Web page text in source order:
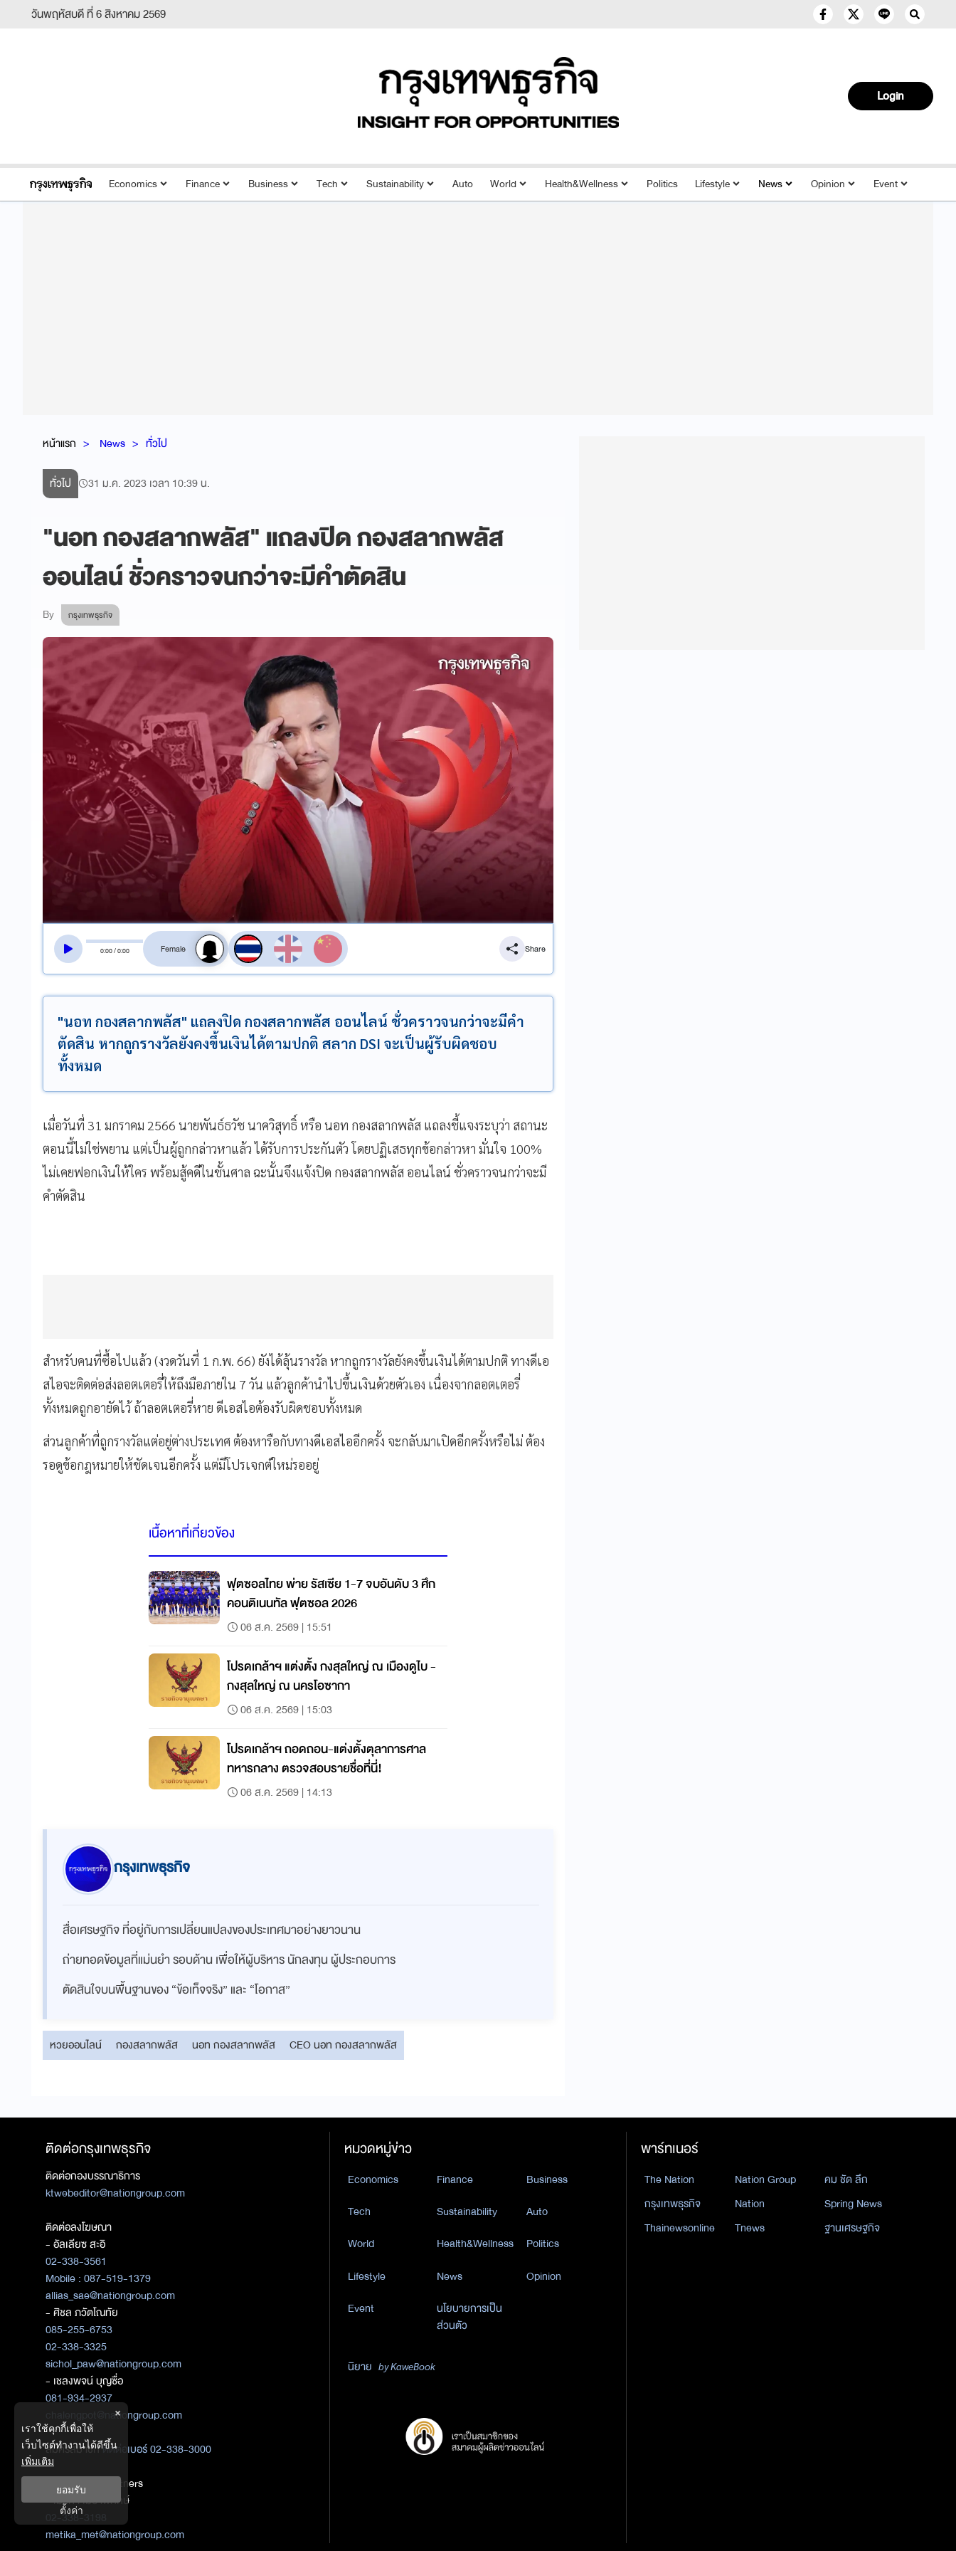
วันพฤหัสบดี ที่ 6 สิงหาคม 2569
Login
Economics Finance Business Tech Sustainability Auto World Health&Wellness Politics Lifestyle News Opinion Event
หน้าแรก News ทั่วไป
ทั่วไป 31 ม.ค. 2023 เวลา 10:39 น.
"นอท กองสลากพลัส" แถลงปิด กองสลากพลัส
ออนไลน์ ชั่วคราวจนกว่าจะมีคำตัดสิน
By กรุงเทพธุรกิจ
0:00/0:00
สลับเสียงอ่าน
Share
"นอท กองสลากพลัส" แถลงปิด กองสลากพลัส ออนไลน์ ชั่วคราวจนกว่าจะมีคำ
ตัดสิน หากถูกรางวัลยังคงขึ้นเงินได้ตามปกติ สลาก DSI จะเป็นผู้รับผิดชอบ
ทั้งหมด
เมื่อวันที่ 31 มกราคม 2566 นายพันธ์ธวัช นาควิสุทธิ์ หรือ นอท กองสลากพลัส แถลงชี้แจงระบุว่า สถานะ
ตอนนี้ไม่ใช่พยาน แต่เป็นผู้ถูกกล่าวหาแล้ว ได้รับการประกันตัว โดยปฏิเสธทุกข้อกล่าวหา มั่นใจ 100%
ไม่เคยฟอกเงินให้ใคร พร้อมสู้คดีในชั้นศาล ฉะนั้นจึงแจ้งปิด กองสลากพลัส ออนไลน์ ชั่วคราวจนกว่าจะมี
คำตัดสิน
สำหรับคนที่ซื้อไปแล้ว (งวดวันที่ 1 ก.พ. 66) ยังได้ลุ้นรางวัล หากถูกรางวัลยังคงขึ้นเงินได้ตามปกติ ทางดีเอ
สไอจะติดต่อส่งลอตเตอรี่ให้ถึงมือภายใน 7 วัน แล้วลูกค้านำไปขึ้นเงินด้วยตัวเอง เนื่องจากลอตเตอรี่
ทั้งหมดถูกอายัดไว้ ถ้าลอตเตอรี่หาย ดีเอสไอต้องรับผิดชอบทั้งหมด
ส่วนลูกค้าที่ถูกรางวัลแต่อยู่ต่างประเทศ ต้องหารือกับทางดีเอสไออีกครั้ง จะกลับมาเปิดอีกครั้งหรือไม่ ต้อง
รอดูข้อกฎหมายให้ชัดเจนอีกครั้ง แต่มีโปรเจกต์ใหม่รออยู่
เนื้อหาที่เกี่ยวข้อง
ฟุตซอลไทย พ่าย รัสเซีย 1-7 จบอันดับ 3 ศึก
คอนติเนนทัล ฟุตซอล 2026
06 ส.ค. 2569 | 15:51
โปรดเกล้าฯ แต่งตั้ง กงสุลใหญ่ ณ เมืองดูไบ -
กงสุลใหญ่ ณ นครโอซากา
06 ส.ค. 2569 | 15:03
โปรดเกล้าฯ ถอดถอน-แต่งตั้งตุลาการศาล
ทหารกลาง ตรวจสอบรายชื่อที่นี่!
06 ส.ค. 2569 | 14:13
กรุงเทพธุรกิจ
สื่อเศรษฐกิจ ที่อยู่กับการเปลี่ยนแปลงของประเทศมาอย่างยาวนาน
ถ่ายทอดข้อมูลที่แม่นยำ รอบด้าน เพื่อให้ผู้บริหาร นักลงทุน ผู้ประกอบการ
ตัดสินใจบนพื้นฐานของ “ข้อเท็จจริง” และ “โอกาส”
หวยออนไลน์ กองสลากพลัส นอท กองสลากพลัส CEO นอท กองสลากพลัส
ติดต่อกรุงเทพธุรกิจ
ติดต่อกองบรรณาธิการ
ktwebeditor@nationgroup.com
ติดต่อลงโฆษณา
- อัลเลียซ สะอิ
02-338-3561
Mobile : 087-519-1379
allias_sae@nationgroup.com
- ศิชล ภวัตโณทัย
085-255-6753
02-338-3325
sichol_paw@nationgroup.com
- เชลงพจน์ บุญซื่อ
081-934-2937
chalengpot@nationgroup.com
สมัครสมาชิกติดต่อเบอร์ 02-338-3000
ติดต่อ Media Partners
- เมธิกา เมธาพิทักษ์
02-338-3198
metika_met@nationgroup.com
หมวดหมู่ข่าว
Economics Finance
Business
Tech
Sustainability
Auto
World
Health&Wellness
Politics
Lifestyle
News
Opinion
Event
นโยบายการเป็น
ส่วนตัว
นิยาย by KaweBook
พาร์ทเนอร์
The Nation Nation Group
คม ชัด ลึก
กรุงเทพธุรกิจ
Nation
Spring News
Thainewsonline
Tnews ฐานเศรษฐกิจ
×
เราใช้คุกกี้เพื่อให้
เว็บไซต์ทำงานได้ดีขึ้น
เพิ่มเติม
ยอมรับ
ตั้งค่า